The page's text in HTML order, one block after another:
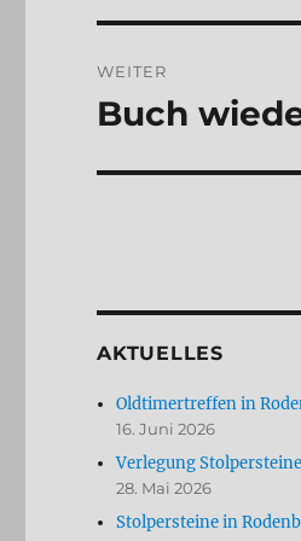
WEITER
Nächster
Buch
AKTUELLES
Oldtimertreffen in
16. Juni 2026
Verlegung Stolpersteine
28. Mai 2026
Stolpersteine in